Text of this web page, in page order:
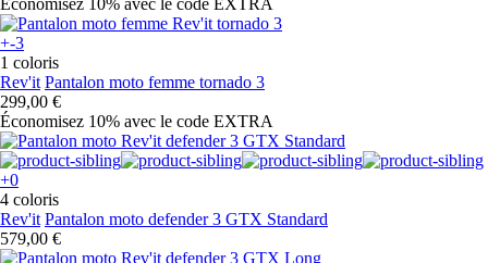
+-3
1 coloris
Rev'it Pantalon moto femme tornado 3
299,00 €
Économisez 10% avec le code EXTRA
+0
4 coloris
Rev'it Pantalon moto defender 3 GTX Standard
579,00 €